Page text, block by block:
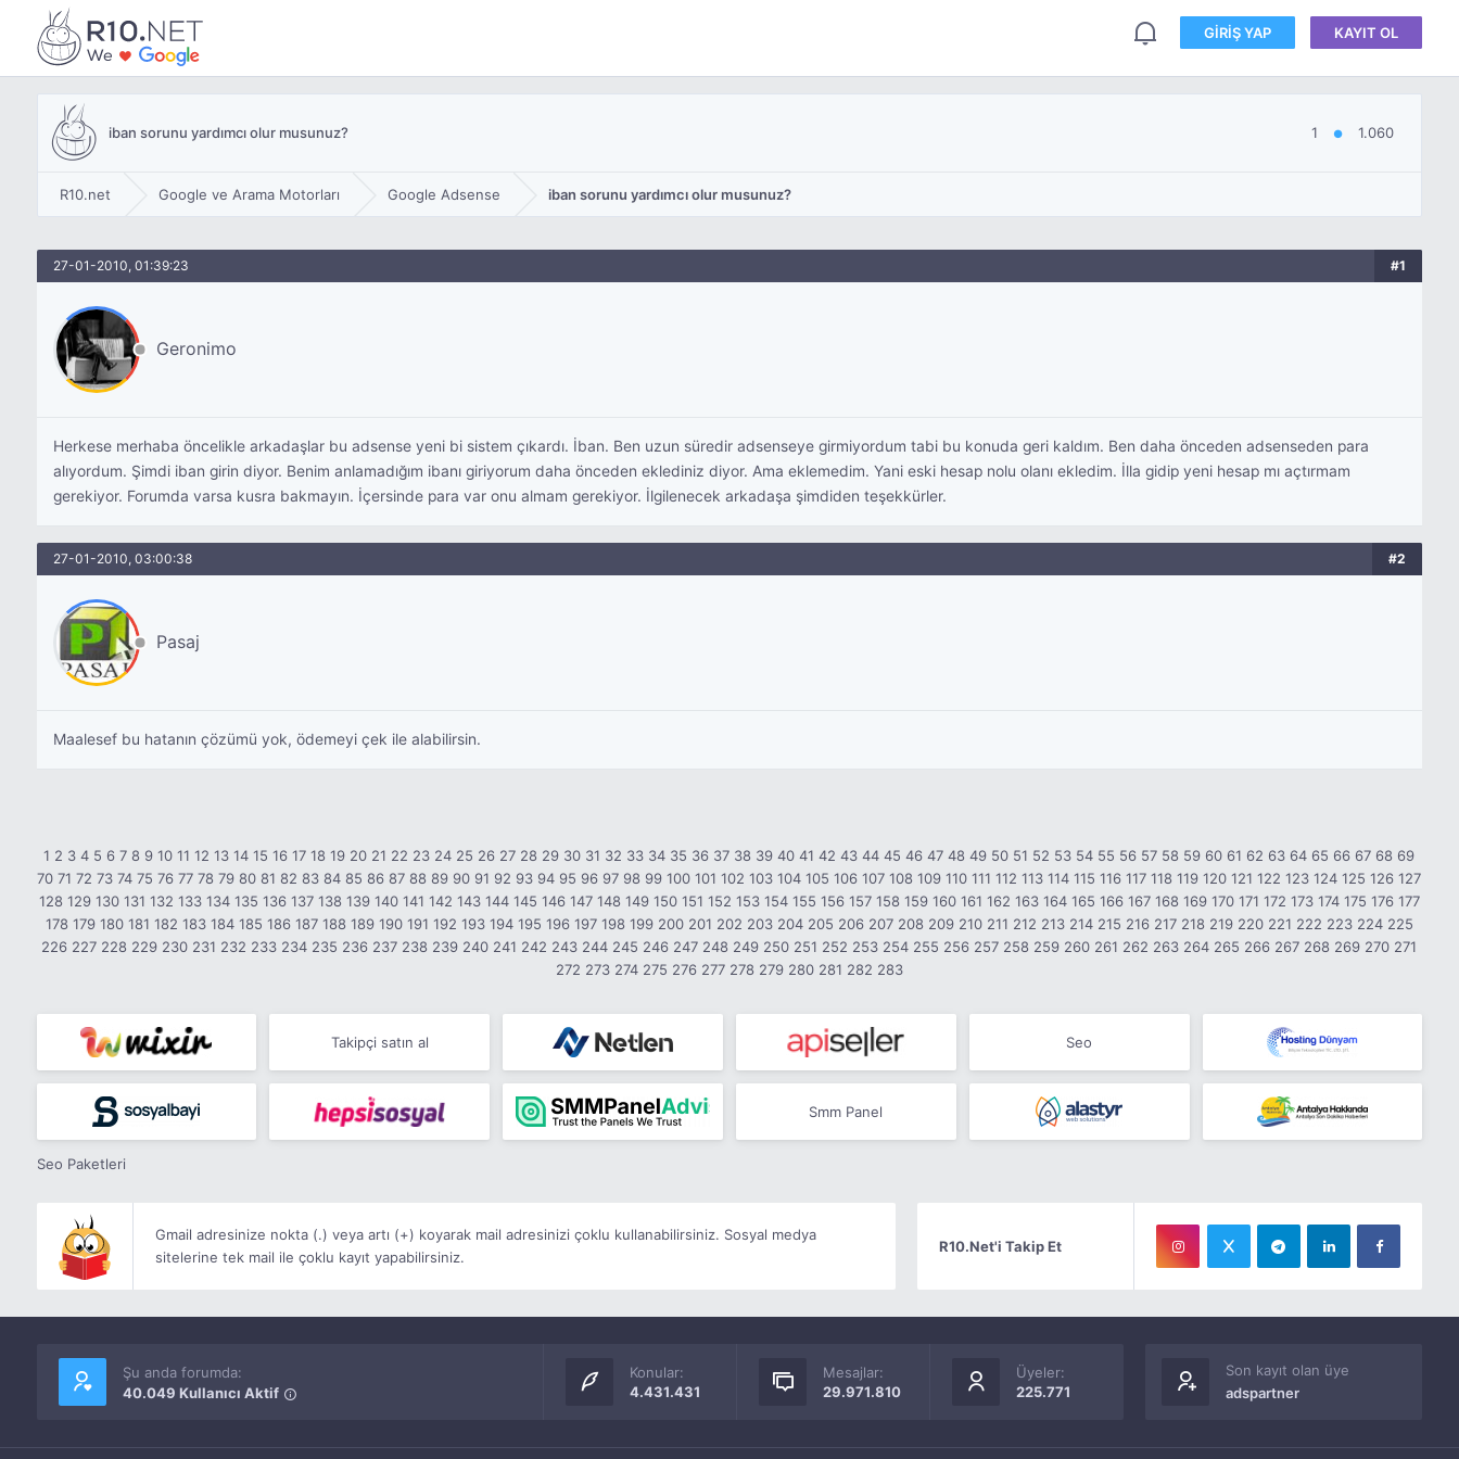
GIRIŞ YAP KAYIT OL
iban sorunu yardımcı olur musunuz? 1 ● 1.060
R10.net Google ve Arama Motorları Google Adsense iban sorunu yardımcı olur musunuz?
27-01-2010, 01:39:23 #1
Geronimo
Herkese merhaba öncelikle arkadaşlar bu adsense yeni bi sistem çıkardı. İban. Ben uzun süredir adsenseye girmiyordum tabi bu konuda geri kaldım. Ben daha önceden adsenseden para
alıyordum. Şimdi iban girin diyor. Benim anlamadığım ibanı giriyorum daha önceden eklediniz diyor. Ama eklemedim. Yani eski hesap nolu olanı ekledim. İlla gidip yeni hesap mı açtırmam
gerekiyor. Forumda varsa kusra bakmayın. İçersinde para var onu almam gerekiyor. İlgilenecek arkadaşa şimdiden teşekkürler.
27-01-2010, 03:00:38 #2
Pasaj
Maalesef bu hatanın çözümü yok, ödemeyi çek ile alabilirsin.
1 2 3 4 5 6 7 8 9 10 11 12 13 14 15 16 17 18 19 20 21 22 23 24 25 26 27 28 29 30 31 32 33 34 35 36 37 38 39 40 41 42 43 44 45 46 47 48 49 50 51 52 53 54 55 56 57 58 59 60 61 62 63 64 65 66 67 68 69
70 71 72 73 74 75 76 77 78 79 80 81 82 83 84 85 86 87 88 89 90 91 92 93 94 95 96 97 98 99 100 101 102 103 104 105 106 107 108 109 110 111 112 113 114 115 116 117 118 119 120 121 122 123 124 125 126 127
128 129 130 131 132 133 134 135 136 137 138 139 140 141 142 143 144 145 146 147 148 149 150 151 152 153 154 155 156 157 158 159 160 161 162 163 164 165 166 167 168 169 170 171 172 173 174 175 176 177
178 179 180 181 182 183 184 185 186 187 188 189 190 191 192 193 194 195 196 197 198 199 200 201 202 203 204 205 206 207 208 209 210 211 212 213 214 215 216 217 218 219 220 221 222 223 224 225
226 227 228 229 230 231 232 233 234 235 236 237 238 239 240 241 242 243 244 245 246 247 248 249 250 251 252 253 254 255 256 257 258 259 260 261 262 263 264 265 266 267 268 269 270 271
272 273 274 275 276 277 278 279 280 281 282 283
Takipçi satın al Seo
Smm Panel
Seo Paketleri
Gmail adresinize nokta (.) veya artı (+) koyarak mail adresinizi çoklu kullanabilirsiniz. Sosyal medya
sitelerine tek mail ile çoklu kayıt yapabilirsiniz.
R10.Net'i Takip Et
Şu anda forumda:
40.049 Kullanıcı Aktif
Konular:
4.431.431
Mesajlar:
29.971.810
Üyeler:
225.771
Son kayıt olan üye
adspartner